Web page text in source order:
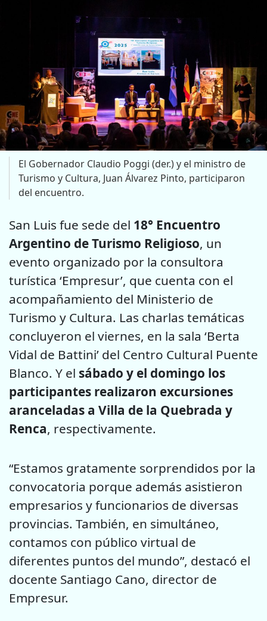
El Gobernador Claudio Poggi (der.) y el ministro de
Turismo y Cultura, Juan Álvarez Pinto, participaron
del encuentro.
San Luis fue sede del 18° Encuentro
Argentino de Turismo Religioso, un
evento organizado por la consultora
turística ‘Empresur’, que cuenta con el
acompañamiento del Ministerio de
Turismo y Cultura. Las charlas temáticas
concluyeron el viernes, en la sala ‘Berta
Vidal de Battini’ del Centro Cultural Puente
Blanco. Y el sábado y el domingo los
participantes realizaron excursiones
aranceladas a Villa de la Quebrada y
Renca, respectivamente.
“Estamos gratamente sorprendidos por la
convocatoria porque además asistieron
empresarios y funcionarios de diversas
provincias. También, en simultáneo,
contamos con público virtual de
diferentes puntos del mundo”, destacó el
docente Santiago Cano, director de
Empresur.